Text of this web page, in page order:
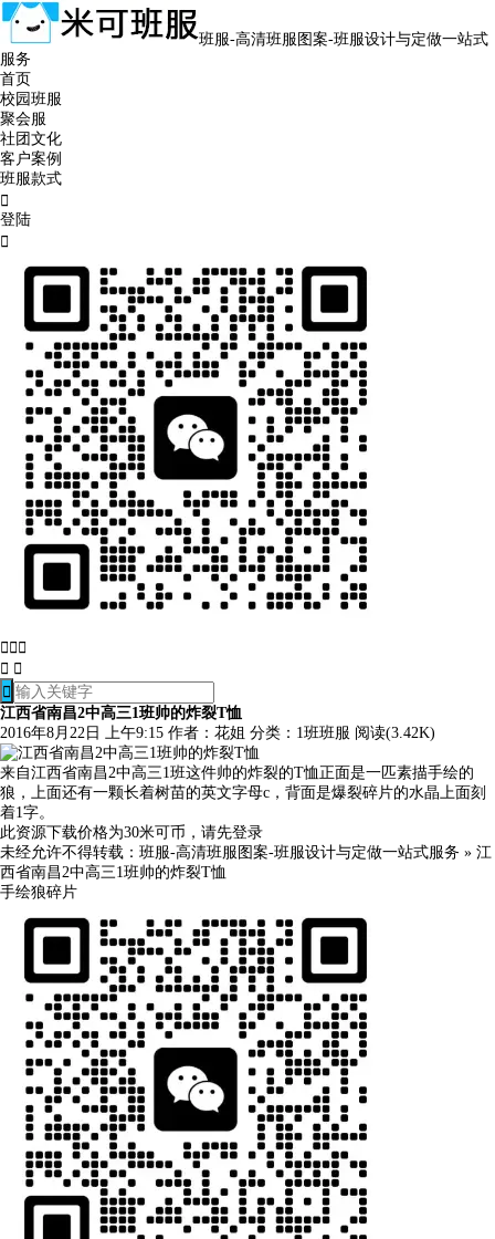
班服-高清班服图案-班服设计与定做一站式
服务
首页
校园班服
聚会服
社团文化
客户案例
班服款式

登陆

  
 

江西省南昌2中高三1班帅的炸裂T恤
2016年8月22日 上午9:15 作者：花姐 分类： 1班班服 阅读(3.42K)
来自江西省南昌2中高三1班这件帅的炸裂的T恤正面是一匹素描手绘的
狼，上面还有一颗长着树苗的英文字母c，背面是爆裂碎片的水晶上面刻
着1字。
此资源下载价格为30米可币，请先登录
未经允许不得转载： 班服-高清班服图案-班服设计与定做一站式服务 » 江
西省南昌2中高三1班帅的炸裂T恤
手绘狼碎片